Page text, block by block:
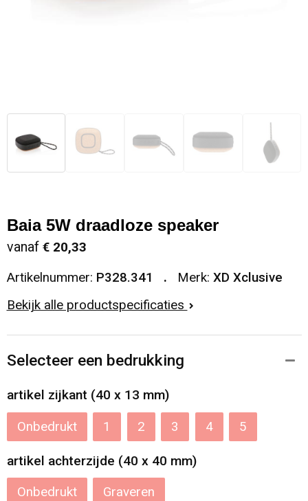
Baia 5W draadloze speaker
vanaf € 20,33
Artikelnummer: P328.341 Merk: XD Xclusive
Bekijk alle productspecificaties
Selecteer een bedrukking
artikel zijkant (40 x 13 mm)
Onbedrukt 1 2 3 4 5
artikel achterzijde (40 x 40 mm)
Onbedrukt Graveren